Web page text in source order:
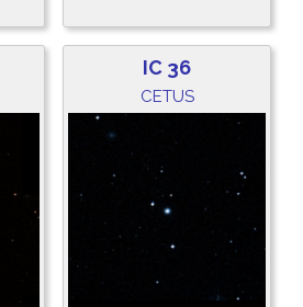
IC 36
CETUS